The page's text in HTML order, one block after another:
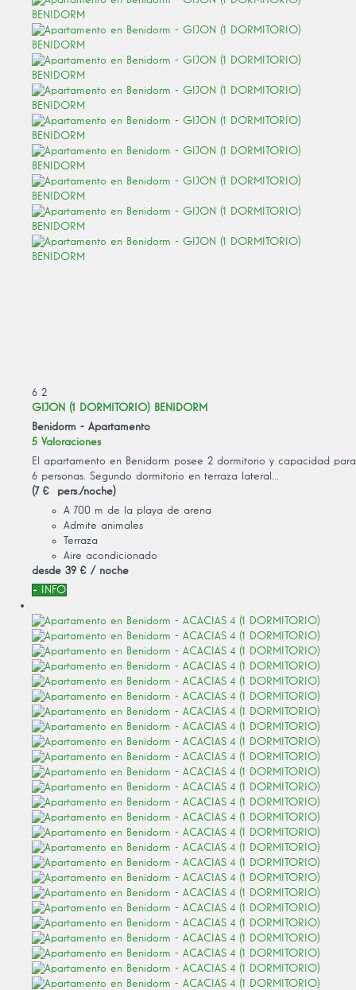
6 2
GIJON (1 DORMITORIO) BENIDORM
Benidorm - Apartamento
5 Valoraciones
El apartamento en Benidorm posee 2 dormitorio y capacidad para
6 personas. Segundo dormitorio en terraza lateral...
(7 € pers./noche)
A 700 m de la playa de arena
Admite animales
Terraza
Aire acondicionado
desde 39 € / noche
+ INFO